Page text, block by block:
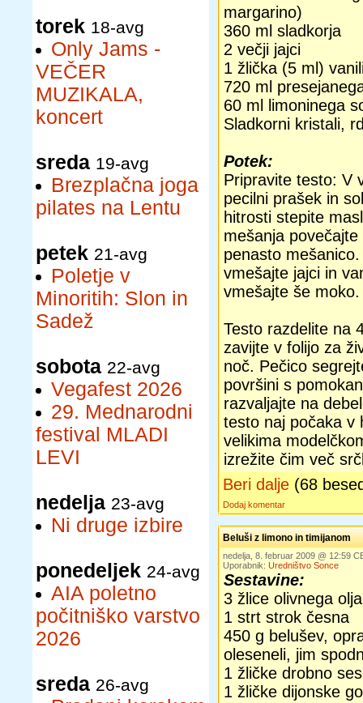
torek 18-avg
Only Jams -
VEČER
MUZIKALA,
koncert
sreda 19-avg
Brezplačna joga
pilates na Lentu
petek 21-avg
Poletje v
Minoritih: Slon in
Sadež
sobota 22-avg
Vegafest 2026
29. Mednarodni
festival MLADI
LEVI
nedelja 23-avg
Ni druge izbire
ponedeljek 24-avg
AIA poletno
počitniško varstvo
2026
sreda 26-avg
margarino)
360 ml sladkorja
2 večji jajci
1 žlička (5 ml)
720 ml
60 ml limoninega
Sladkorni kristali,
Potek:
Pripravite testo: V
pecilni prašek in
hitrosti stepite
mešanja
penasto
vmešajte jajci in
vmešajte še moko.
Testo razdelite na
zavijte v folijo za
noč. Pečico
površini s
razvaljajte na
testo naj počaka v
velikima
izrežite čim več
Beri dalje (68
Dodaj komentar
Beluši z limono in timijanom
nedelja, 8. februar 2009 @ 12:59
Uporabnik: Uredništvo Sonce
Sestavine:
3 žlice olivnega olja
1 strt strok česna
450 g belušev,
oleseneli, jim
1 žličke drobno
1 žličke dijonske